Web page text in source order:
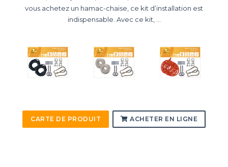
vous achetez un hamac-chaise, ce kit d’installation est
indispensable. Avec ce kit, ...
CARTE DE PRODUIT ACHETER EN LIGNE